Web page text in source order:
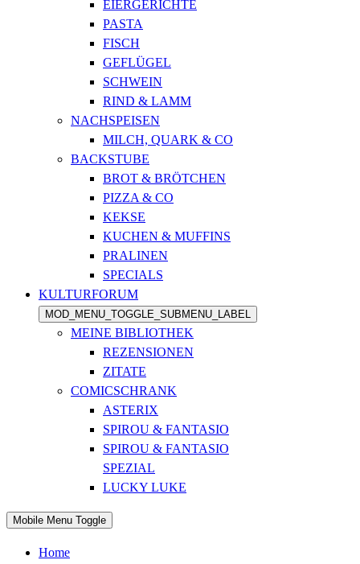
EIERGERICHTE
PASTA
FISCH
GEFLÜGEL
SCHWEIN
RIND & LAMM
NACHSPEISEN
MILCH, QUARK & CO
BACKSTUBE
BROT & BRÖTCHEN
PIZZA & CO
KEKSE
KUCHEN & MUFFINS
PRALINEN
SPECIALS
KULTURFORUM
MOD_MENU_TOGGLE_SUBMENU_LABEL
MEINE BIBLIOTHEK
REZENSIONEN
ZITATE
COMICSCHRANK
ASTERIX
SPIROU & FANTASIO
SPIROU & FANTASIO
SPEZIAL
LUCKY LUKE
Mobile Menu Toggle
Home